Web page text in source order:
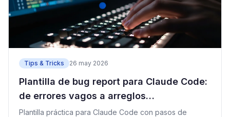
Tips & Tricks 26 may 2026
Plantilla de bug report para Claude Code:
de errores vagos a arreglos
reproducibles
Plantilla práctica para Claude Code con pasos de